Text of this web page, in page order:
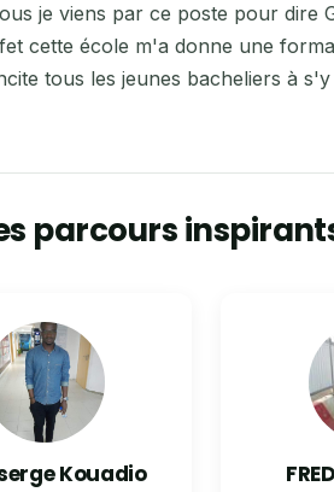
je viens par ce poste pour dire
cette école m'a donne une
tous les jeunes bacheliers à
parcours
Kouadio